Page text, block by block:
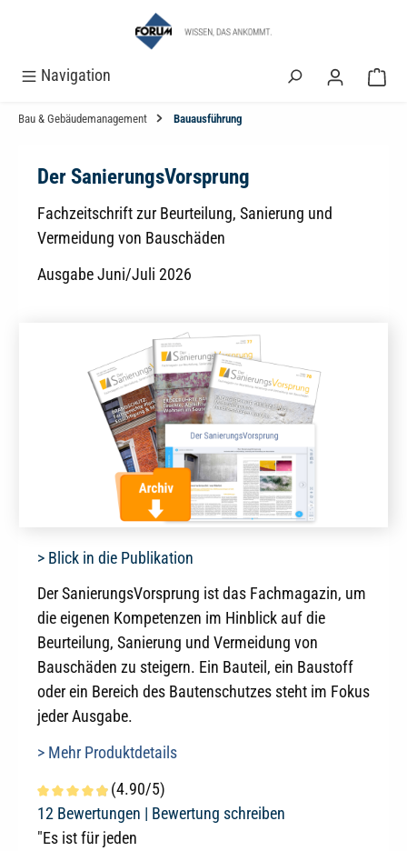
Navigation
Bau & Gebäudemanagement Bauausführung
Der SanierungsVorsprung
Fachzeitschrift zur Beurteilung, Sanierung und
Vermeidung von Bauschäden
Ausgabe Juni/Juli 2026
> Blick in die Publikation
Der SanierungsVorsprung ist das Fachmagazin, um
die eigenen Kompetenzen im Hinblick auf die
Beurteilung, Sanierung und Vermeidung von
Bauschäden zu steigern. Ein Bauteil, ein Baustoff
oder ein Bereich des Bautenschutzes steht im Fokus
jeder Ausgabe.
> Mehr Produktdetails
Durchschnittliche Bewertung von 4.9 von 5 Sternen
(4.90/5)
12 Bewertungen | Bewertung schreiben
"Es ist für jeden